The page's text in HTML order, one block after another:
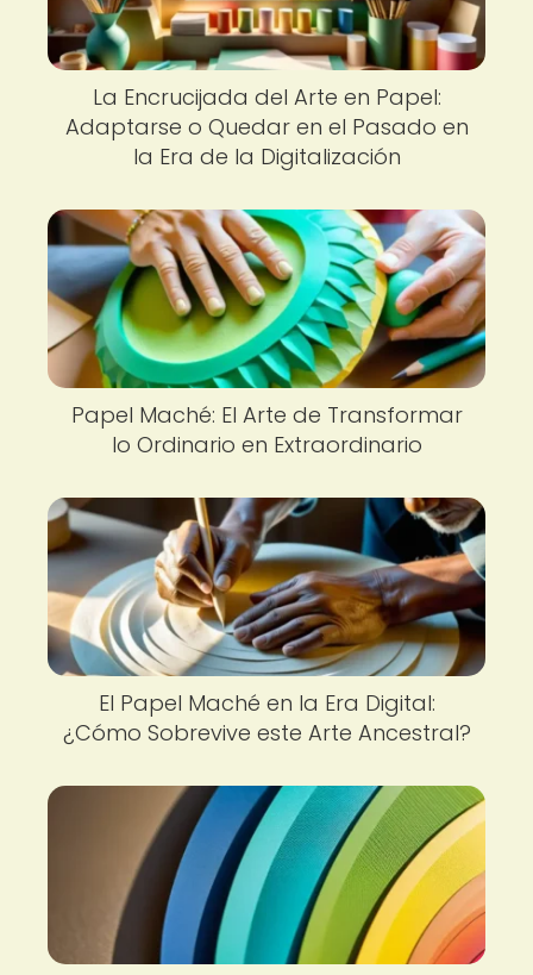
La Encrucijada del Arte en Papel:
Adaptarse o Quedar en el Pasado en
la Era de la Digitalización
Papel Maché: El Arte de Transformar
lo Ordinario en Extraordinario
El Papel Maché en la Era Digital:
¿Cómo Sobrevive este Arte Ancestral?